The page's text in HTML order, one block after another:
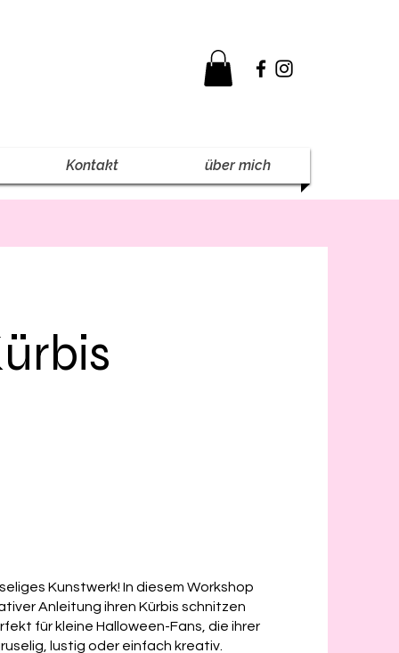
Kontakt über mich
Kunstwerk! In diesem Workshop
Anleitung ihren Kürbis schnitzen
für kleine Halloween-Fans, die ihrer
lustig oder einfach kreativ.